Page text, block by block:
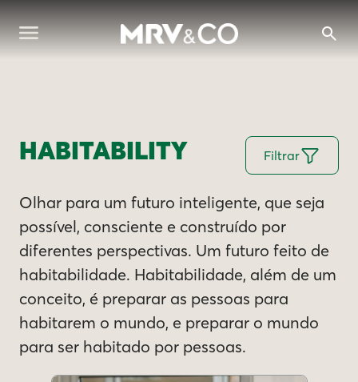
HABITABILITY Filtrar
Olhar para um futuro inteligente, que seja
possível, consciente e construído por
diferentes perspectivas. Um futuro feito de
habitabilidade. Habitabilidade, além de um
conceito, é preparar as pessoas para
habitarem o mundo, e preparar o mundo
para ser habitado por pessoas.